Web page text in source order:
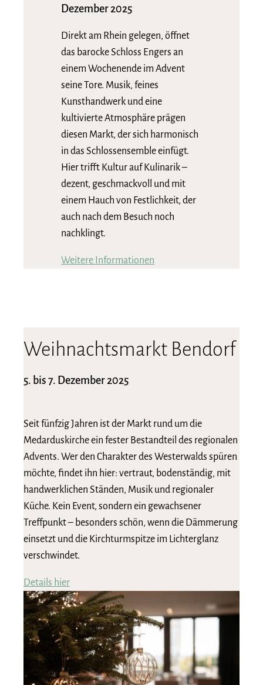
Dezember 2025
Direkt am Rhein gelegen, öffnet
das barocke Schloss Engers an
einem Wochenende im Advent
seine Tore. Musik, feines
Kunsthandwerk und eine
kultivierte Atmosphäre prägen
diesen Markt, der sich harmonisch
in das Schlossensemble einfügt.
Hier trifft Kultur auf Kulinarik –
dezent, geschmackvoll und mit
einem Hauch von Festlichkeit, der
auch nach dem Besuch noch
nachklingt.
Weitere Informationen
Weihnachtsmarkt Bendorf
5. bis 7. Dezember 2025
Seit fünfzig Jahren ist der Markt rund um die
Medarduskirche ein fester Bestandteil des regionalen
Advents. Wer den Charakter des Westerwalds spüren
möchte, findet ihn hier: vertraut, bodenständig, mit
handwerklichen Ständen, Musik und regionaler
Küche. Kein Event, sondern ein gewachsener
Treffpunkt – besonders schön, wenn die Dämmerung
einsetzt und die Kirchturmspitze im Lichterglanz
verschwindet.
Details hier